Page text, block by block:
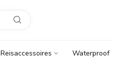
Reisaccessoires Waterproof